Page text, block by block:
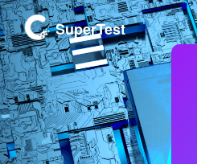
SuperTest